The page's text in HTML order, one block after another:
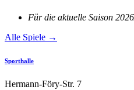
Für die aktuelle Saison
Alle Spiele →
Sporthalle
Hermann-Föry-Str. 7